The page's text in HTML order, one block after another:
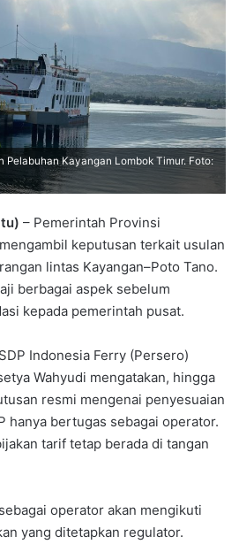
Pelabuhan Kayangan Lombok Timur. Foto:
– Pemerintah Provinsi
keputusan terkait usulan
lintas Kayangan–Poto Tano.
berbagai aspek sebelum
kepada pemerintah pusat.
Indonesia Ferry (Persero)
Wahyudi mengatakan, hingga
resmi mengenai penyesuaian
hanya bertugas sebagai operator.
tarif tetap berada di tangan
operator akan mengikuti
yang ditetapkan regulator.